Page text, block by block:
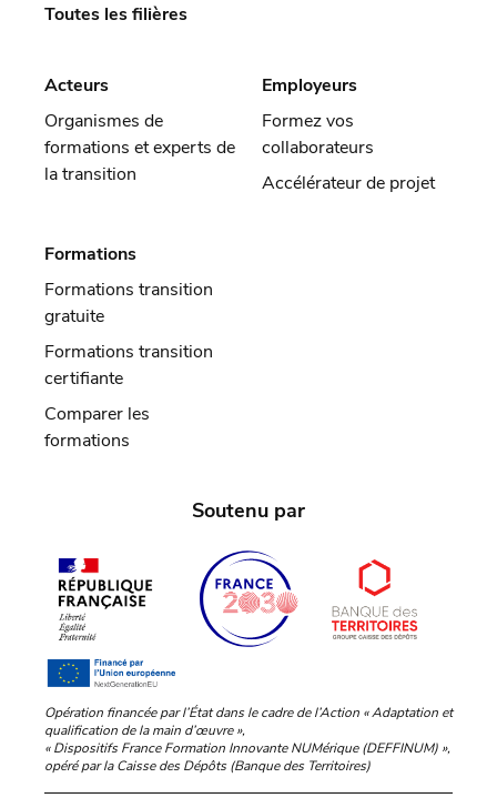
Toutes les filières
Acteurs
Organismes de
formations et experts de
la transition
Employeurs
Formez vos
collaborateurs
Accélérateur de projet
Formations
Formations transition
gratuite
Formations transition
certifiante
Comparer les
formations
Soutenu par
Opération financée par l’État dans le cadre de l’Action « Adaptation et
qualification de la main d’œuvre »,
« Dispositifs France Formation Innovante NUMérique (DEFFINUM) »,
opéré par la Caisse des Dépôts (Banque des Territoires)